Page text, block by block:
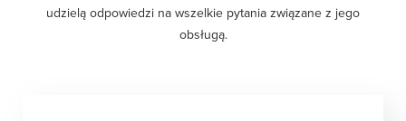
udzielą odpowiedzi na wszelkie pytania związane z jego
obsługą.